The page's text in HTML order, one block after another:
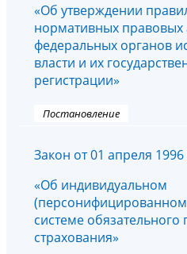
«Об утверждении
нормативных правовых
федеральных органов
власти и их
регистрации»
Постановление
Закон от 01 апреля
«Об индивидуальном
системе обязательного
страхования»